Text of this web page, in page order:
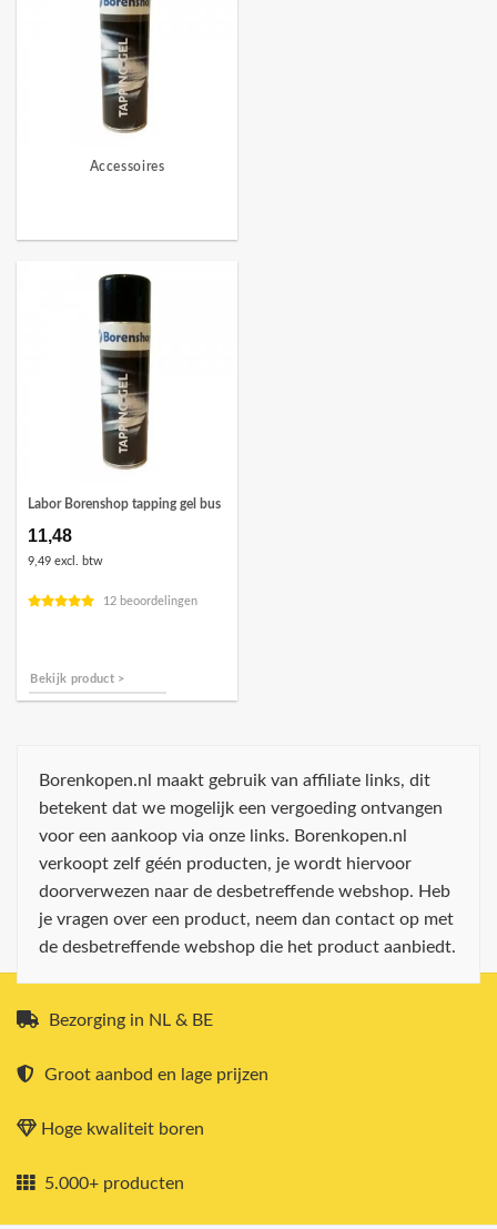
Accessoires
Labor Borenshop tapping gel bus
11,48
9,49 excl. btw
12 beoordelingen
Bekijk product >
Borenkopen.nl maakt gebruik van affiliate links, dit
betekent dat we mogelijk een vergoeding ontvangen
voor een aankoop via onze links. Borenkopen.nl
verkoopt zelf géén producten, je wordt hiervoor
doorverwezen naar de desbetreffende webshop. Heb
je vragen over een product, neem dan contact op met
de desbetreffende webshop die het product aanbiedt.
Bezorging in NL & BE
Groot aanbod en lage prijzen
Hoge kwaliteit boren
5.000+ producten